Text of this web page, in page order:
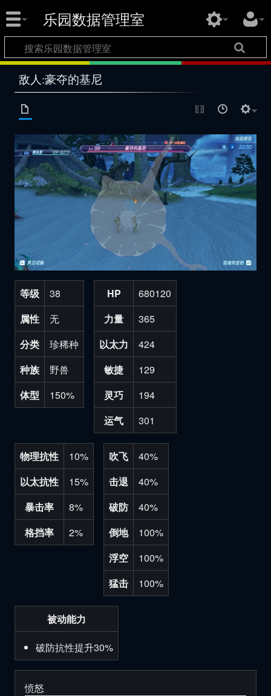
乐园数据管理室
敌人:豪夺的基尼
等级
38
属性
无
分类
珍稀种
种族
野兽
体型
150%
HP
680120
力量
365
以太力
424
敏捷
129
灵巧
194
运气
301
物理抗性
10%
以太抗性
15%
暴击率
8%
格挡率
2%
吹飞
40%
击退
40%
破防
40%
倒地
100%
浮空
100%
猛击
100%
被动能力
破防抗性提升30%
愤怒